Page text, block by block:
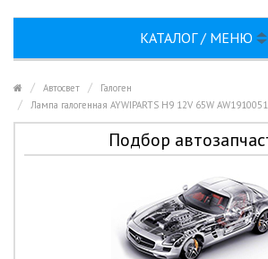
КАТАЛОГ / МЕНЮ
Автосвет
Галоген
Лампа галогенная AYWIPARTS H9 12V 65W AW1910051
Подбор